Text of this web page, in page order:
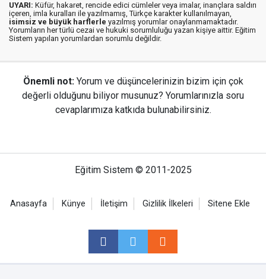
UYARI: Küfür, hakaret, rencide edici cümleler veya imalar, inançlara saldırı
içeren, imla kuralları ile yazılmamış, Türkçe karakter kullanılmayan,
isimsiz ve büyük harflerle yazılmış yorumlar onaylanmamaktadır.
Yorumların her türlü cezai ve hukuki sorumluluğu yazan kişiye aittir. Eğitim
Sistem yapılan yorumlardan sorumlu değildir.
Önemli not: Yorum ve düşüncelerinizin bizim için çok
değerli olduğunu biliyor musunuz? Yorumlarınızla soru
cevaplarımıza katkıda bulunabilirsiniz.
Eğitim Sistem © 2011-2025
Anasayfa Künye İletişim Gizlilik İlkeleri Sitene Ekle